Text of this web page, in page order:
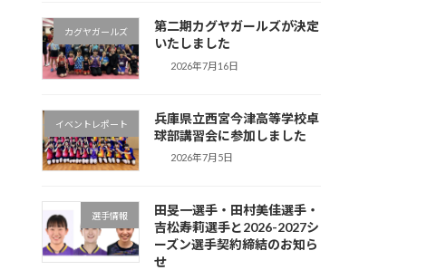
カグヤガールズ
第二期カグヤガールズが決定
いたしました
2026年7月16日
イベントレポート
兵庫県立西宮今津高等学校卓
球部講習会に参加しました
2026年7月5日
選手情報
田旻一選手・田村美佳選手・
吉松寿莉選手と2026-2027シ
ーズン選手契約締結のお知ら
せ